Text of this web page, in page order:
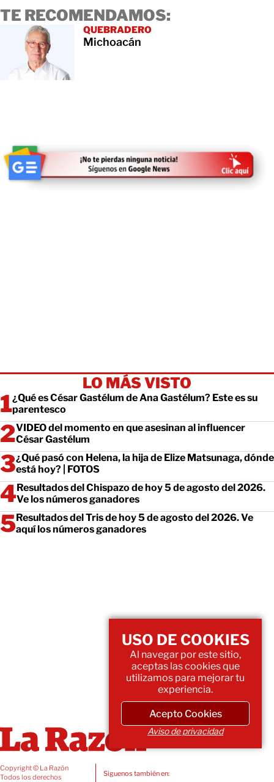
TE RECOMENDAMOS:
QUEBRADERO
Michoacán
LO MÁS VISTO
¿Qué es César Gastélum de Ana Gastélum? Este es su
parentesco
VIDEO del momento en que asesinan al influencer
César Gastélum
¿Qué pasó con Helena, la hija de Elize Matsunaga, dónde
está hoy? | FOTOS
Resultados del Chispazo de hoy 5 de agosto del 2026.
Ve los números ganadores
Resultados del Tris de hoy 5 de agosto del 2026. Ve
aquí los números ganadores
Copyright © La Razón
Todos los derechos
Siguenos también en:
USO DE COOKIES
Al navegar por este sitio,
aceptas las cookies que
utilizamos para mejorar tu
experiencia.
Acepto Cookies
Aviso de privacidad